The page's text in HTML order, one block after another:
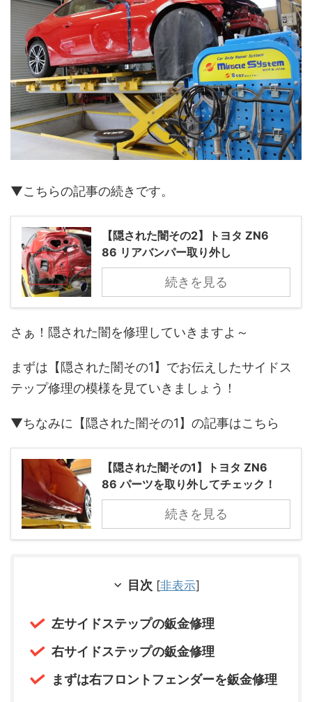
▼こちらの記事の続きです。
【隠された闇その2】トヨタ ZN6
86 リアバンパー取り外し
続きを見る
さぁ！隠された闇を修理していきますよ～
まずは【隠された闇その1】でお伝えしたサイドス
テップ修理の模様を見ていきましょう！
▼ちなみに【隠された闇その1】の記事はこちら
【隠された闇その1】トヨタ ZN6
86 パーツを取り外してチェック！
続きを見る
目次 [非表示]
左サイドステップの鈑金修理
右サイドステップの鈑金修理
まずは右フロントフェンダーを鈑金修理